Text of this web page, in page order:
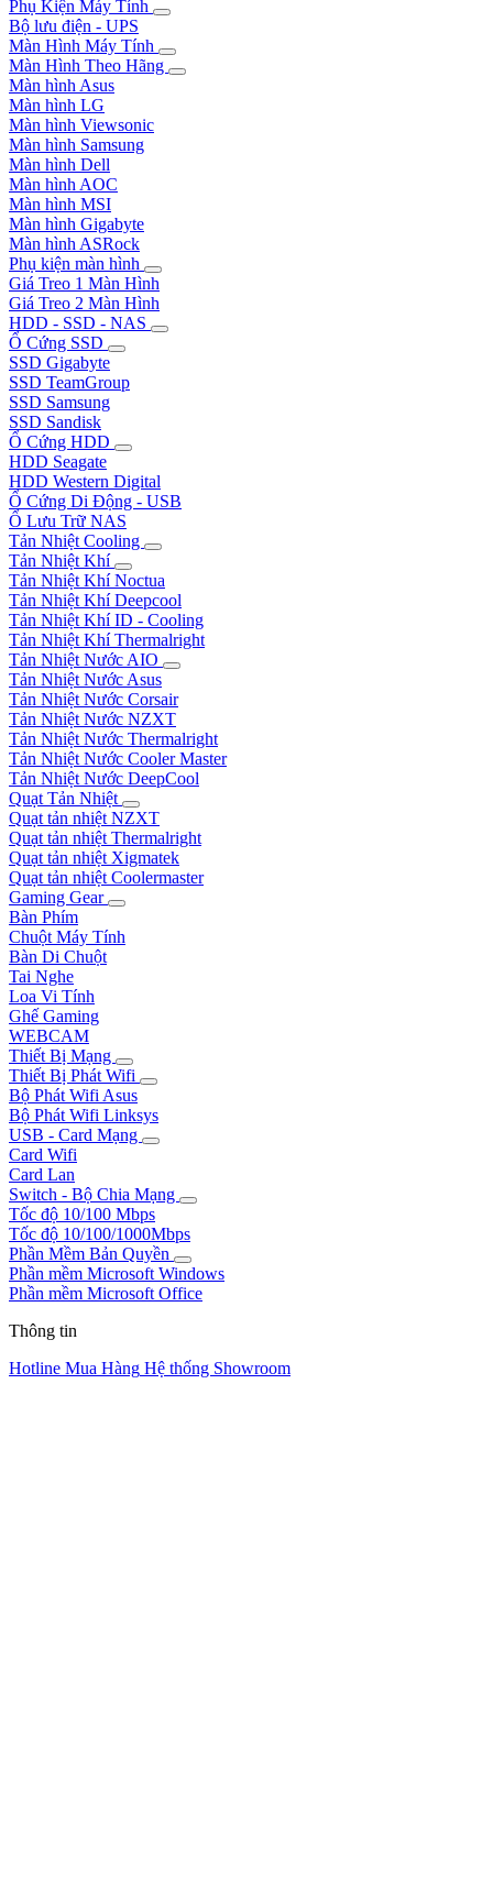
Phụ Kiện Máy Tính
Bộ lưu điện - UPS
Màn Hình Máy Tính
Màn Hình Theo Hãng
Màn hình Asus
Màn hình LG
Màn hình Viewsonic
Màn hình Samsung
Màn hình Dell
Màn hình AOC
Màn hình MSI
Màn hình Gigabyte
Màn hình ASRock
Phụ kiện màn hình
Giá Treo 1 Màn Hình
Giá Treo 2 Màn Hình
HDD - SSD - NAS
Ổ Cứng SSD
SSD Gigabyte
SSD TeamGroup
SSD Samsung
SSD Sandisk
Ổ Cứng HDD
HDD Seagate
HDD Western Digital
Ổ Cứng Di Động - USB
Ổ Lưu Trữ NAS
Tản Nhiệt Cooling
Tản Nhiệt Khí
Tản Nhiệt Khí Noctua
Tản Nhiệt Khí Deepcool
Tản Nhiệt Khí ID - Cooling
Tản Nhiệt Khí Thermalright
Tản Nhiệt Nước AIO
Tản Nhiệt Nước Asus
Tản Nhiệt Nước Corsair
Tản Nhiệt Nước NZXT
Tản Nhiệt Nước Thermalright
Tản Nhiệt Nước Cooler Master
Tản Nhiệt Nước DeepCool
Quạt Tản Nhiệt
Quạt tản nhiệt NZXT
Quạt tản nhiệt Thermalright
Quạt tản nhiệt Xigmatek
Quạt tản nhiệt Coolermaster
Gaming Gear
Bàn Phím
Chuột Máy Tính
Bàn Di Chuột
Tai Nghe
Loa Vi Tính
Ghế Gaming
WEBCAM
Thiết Bị Mạng
Thiết Bị Phát Wifi
Bộ Phát Wifi Asus
Bộ Phát Wifi Linksys
USB - Card Mạng
Card Wifi
Card Lan
Switch - Bộ Chia Mạng
Tốc độ 10/100 Mbps
Tốc độ 10/100/1000Mbps
Phần Mềm Bản Quyền
Phần mềm Microsoft Windows
Phần mềm Microsoft Office
Thông tin
Hotline Mua Hàng Hệ thống Showroom